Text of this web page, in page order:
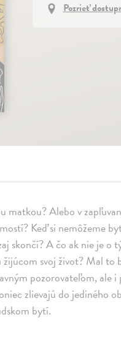
Pozrieť
matkou? Alebo v
Keď si nemôžeme
skončí? A čo ak nie je o
svoj život? Mal to
pozorovateľom, ale
zlievajú do jediného
bytí.